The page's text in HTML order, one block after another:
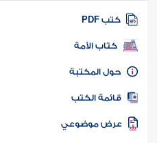
كتب PDF
كتاب الأمة
المكتبة
الكتب